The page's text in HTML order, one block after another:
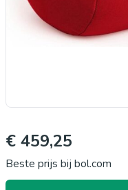
€ 459,25
Beste prijs bij bol.com